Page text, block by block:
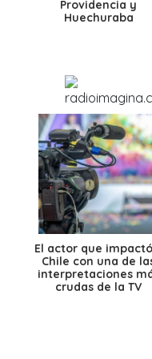
Providencia y
Huechuraba
El actor que
Chile con una de
interpretaciones
crudas de la TV